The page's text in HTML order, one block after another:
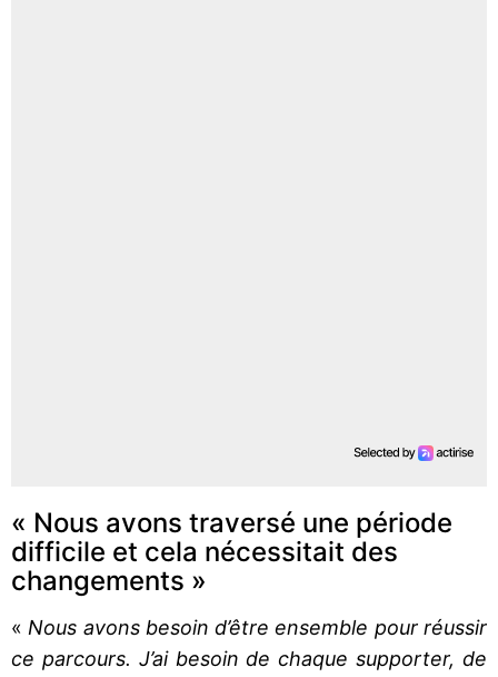
« Nous avons traversé une période
difficile et cela nécessitait des
changements »
« Nous avons besoin d’être ensemble pour réussir
ce parcours. J’ai besoin de chaque supporter, de